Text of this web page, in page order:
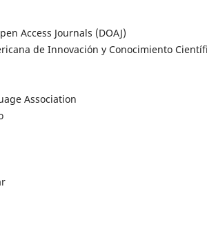
Access Journals (DOAJ)
de Innovación y Conocimiento
Association